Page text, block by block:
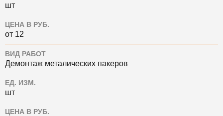
шт
ЦЕНА В РУБ.
от 12
ВИД РАБОТ
Демонтаж металических пакеров
ЕД. ИЗМ.
шт
ЦЕНА В РУБ.